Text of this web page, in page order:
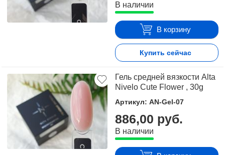
В наличии
В корзину
Купить сейчас
Гель средней вязкости Alta
Nivelo Cute Flower , 30g
Артикул: AN-Gel-07
886,00 руб.
В наличии